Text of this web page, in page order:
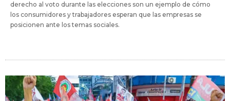
derecho al voto durante las elecciones son un ejemplo de cómo
los consumidores y trabajadores esperan que las empresas se
posicionen ante los temas sociales.